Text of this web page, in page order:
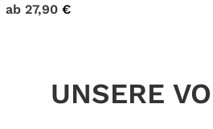
ab 27,90 €
UNSERE